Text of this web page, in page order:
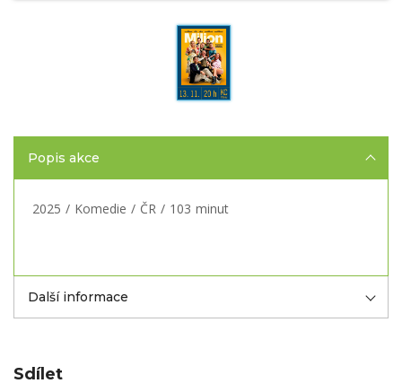
Popis akce
2025 / Komedie / ČR / 103 minut
Další informace
Sdílet